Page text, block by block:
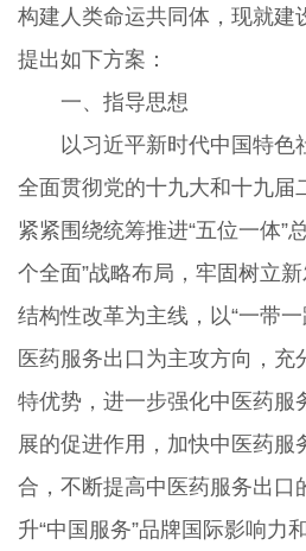
构建人类命运共同体，现就建
提出如下方案：
一、指导思想
以习近平新时代中国特色
全面贯彻党的十九大和十九届
紧紧围绕统筹推进“五位一体”
个全面”战略布局，牢固树立
结构性改革为主线，以“一带
医药服务出口为主攻方向，充
特优势，进一步强化中医药服
展的促进作用，加快中医药服
合，不断提高中医药服务出口
升“中国服务”品牌国际影响力